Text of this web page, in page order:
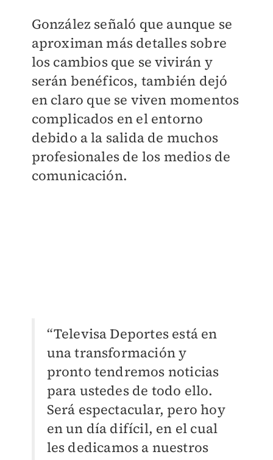
González señaló que aunque se
aproximan más detalles sobre
los cambios que se vivirán y
serán benéficos, también dejó
en claro que se viven momentos
complicados en el entorno
debido a la salida de muchos
profesionales de los medios de
comunicación.
“Televisa Deportes está en
una transformación y
pronto tendremos noticias
para ustedes de todo ello.
Será espectacular, pero hoy
en un día difícil, en el cual
les dedicamos a nuestros